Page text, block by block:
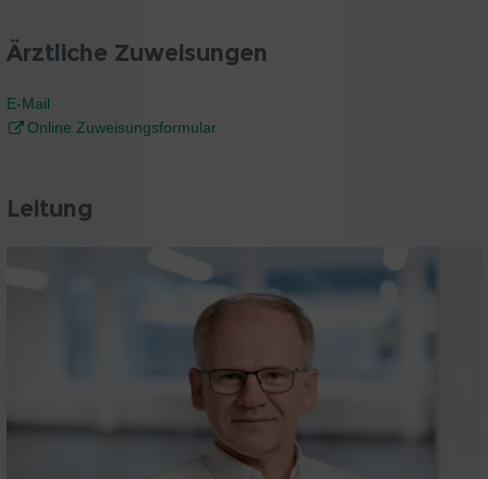
Ärztliche Zuweisungen
E-Mail
Online Zuweisungsformular
Leitung